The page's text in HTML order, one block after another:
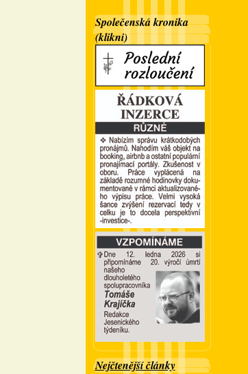
Společenská kronika
(klikni)
Nejčtenější články